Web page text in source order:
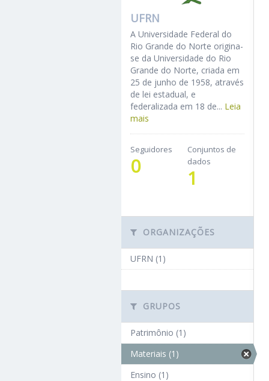
UFRN
A Universidade Federal do
Rio Grande do Norte origina-
se da Universidade do Rio
Grande do Norte, criada em
25 de junho de 1958, através
de lei estadual, e
federalizada em 18 de... Leia
mais
Seguidores
0
Conjuntos de
dados
1
ORGANIZAÇÕES
UFRN (1)
GRUPOS
Patrimônio (1)
Materiais (1)
Ensino (1)